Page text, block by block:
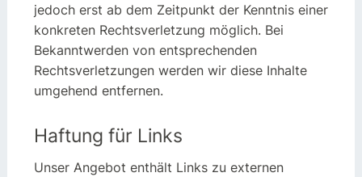
jedoch erst ab dem Zeitpunkt der Kenntnis einer
konkreten Rechtsverletzung möglich. Bei
Bekanntwerden von entsprechenden
Rechtsverletzungen werden wir diese Inhalte
umgehend entfernen.
Haftung für Links
Unser Angebot enthält Links zu externen